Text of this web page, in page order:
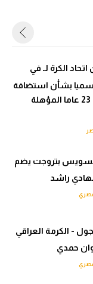
الكرة لـ في
بشأن استضافة
كأس إفريقيا تحت 23 عاما المؤهلة
بتروجت يضم
راشد
- الكرمة العراقي
حمدي